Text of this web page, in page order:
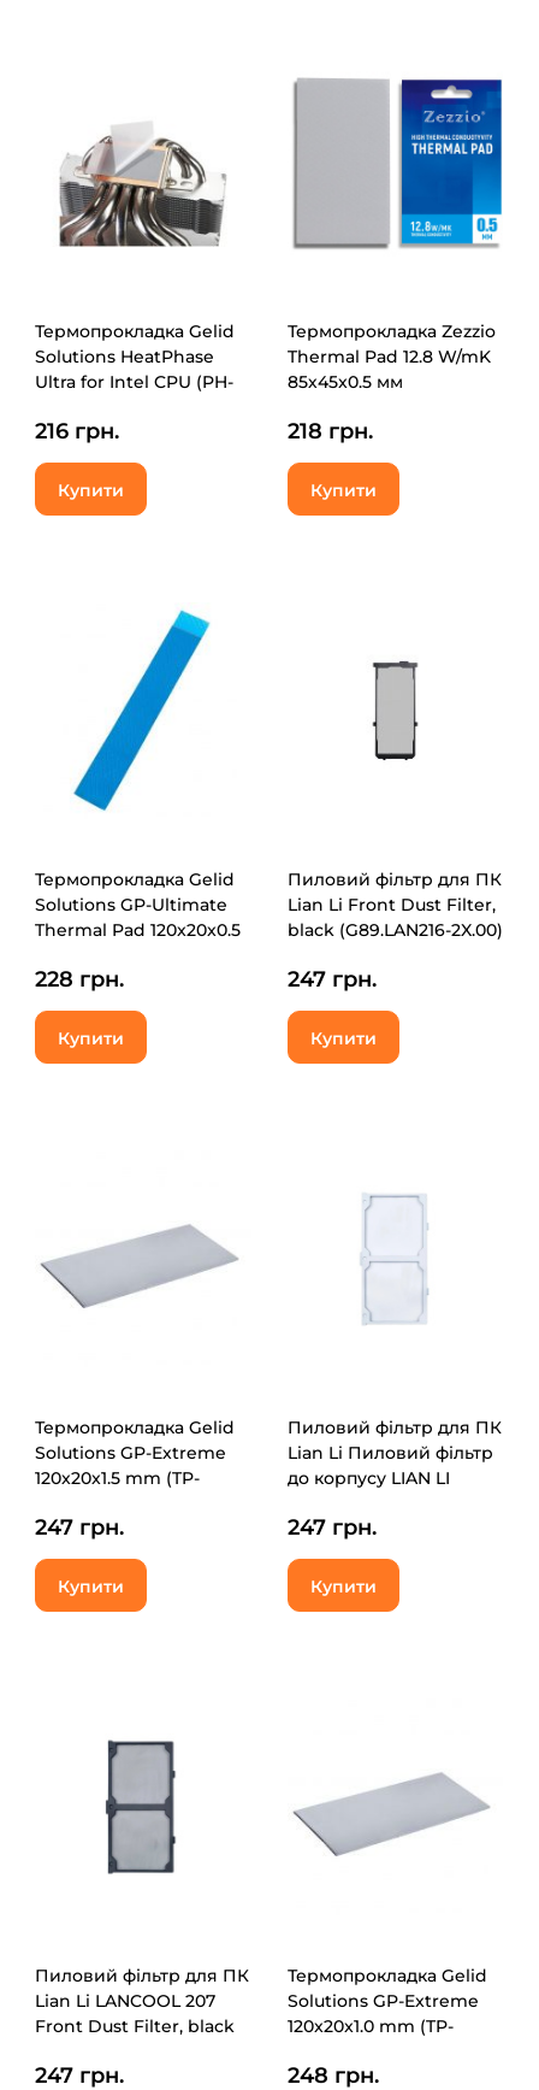
Термопрокладка Gelid
Solutions HeatPhase
Ultra for Intel CPU (PH-
216 грн.
Купити
Термопрокладка Zezzio
Thermal Pad 12.8 W/mK
85х45x0.5 мм
218 грн.
Купити
Термопрокладка Gelid
Solutions GP-Ultimate
Thermal Pad 120x20x0.5
228 грн.
Купити
Пиловий фільтр для ПК
Lian Li Front Dust Filter,
black (G89.LAN216-2X.00)
247 грн.
Купити
Термопрокладка Gelid
Solutions GP-Extreme
120x20x1.5 mm (TP-
247 грн.
Купити
Пиловий фільтр для ПК
Lian Li Пиловий фільтр
до корпусу LIAN LI
Dust Filter, white
(G89.LAN207-1W.00)
247 грн.
Купити
Пиловий фільтр для ПК
Lian Li LANCOOL 207
Front Dust Filter, black
247 грн.
Термопрокладка Gelid
Solutions GP-Extreme
120x20x1.0 mm (TP-
248 грн.